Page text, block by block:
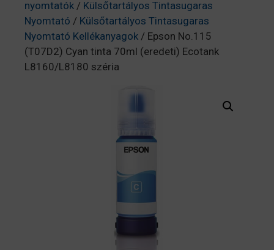
nyomtatók / Külsőtartályos Tintasugaras
Nyomtató / Külsőtartályos Tintasugaras
Nyomtató Kellékanyagok / Epson No.115
(T07D2) Cyan tinta 70ml (eredeti) Ecotank
L8160/L8180 széria